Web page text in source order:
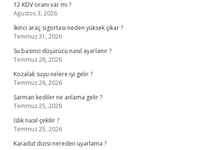
12 KDV oranı var mı ?
Ağustos 3, 2026
İkinci araç sigortası neden yüksek çıkar ?
Temmuz 31, 2026
Su basıncı düşürücü nasıl ayarlanır ?
Temmuz 28, 2026
Kozalak suyu nelere iyi gelir ?
Temmuz 26, 2026
Sarman kediler ne anlama gelir ?
Temmuz 25, 2026
Islık nasıl çekilir ?
Temmuz 25, 2026
Karadut dizisi nereden uyarlama ?